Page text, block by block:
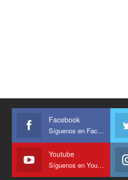
Facebook
Síguenos en Facebook
Youtube
Síguenos en Youtube